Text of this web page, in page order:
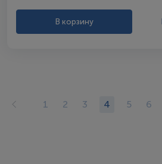
В корзину
1 2 3 4 5 6